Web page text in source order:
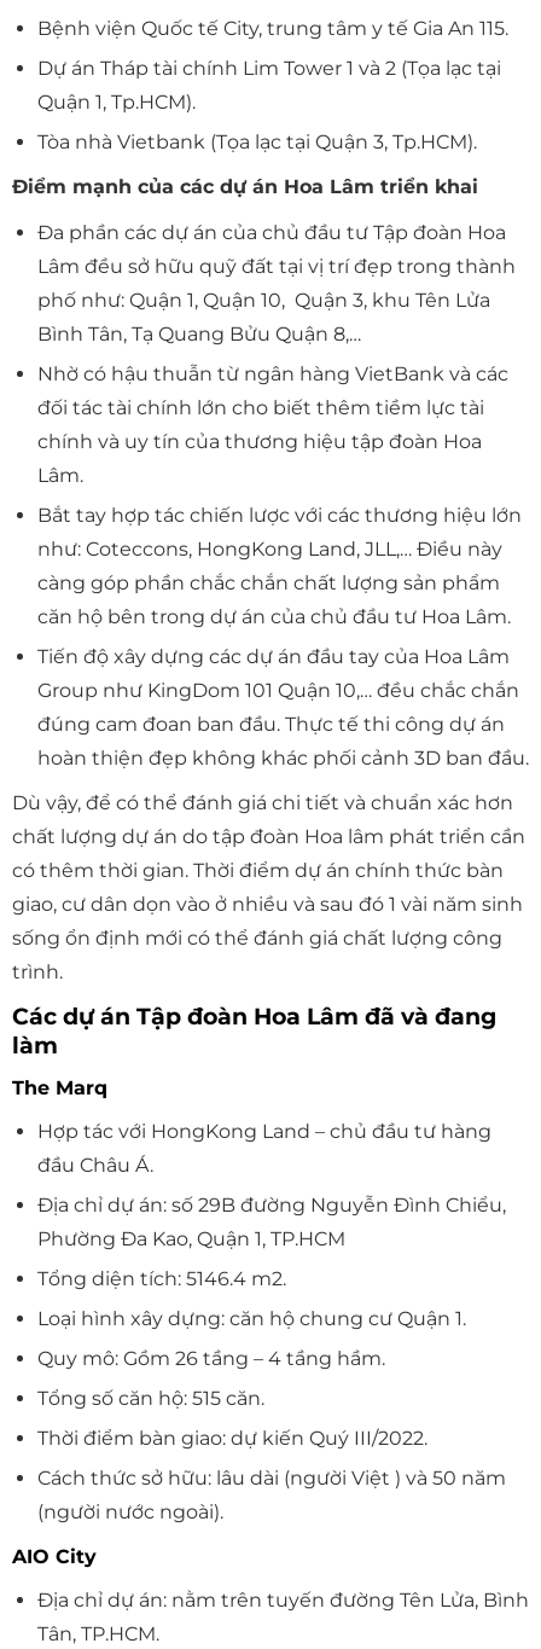
Bệnh viện Quốc tế City, trung tâm y tế Gia An 115.
Dự án Tháp tài chính Lim Tower 1 và 2 (Tọa lạc tại
Quận 1, Tp.HCM).
Tòa nhà Vietbank (Tọa lạc tại Quận 3, Tp.HCM).
Điểm mạnh của các dự án Hoa Lâm triển khai
Đa phần các dự án của chủ đầu tư Tập đoàn Hoa
Lâm đều sở hữu quỹ đất tại vị trí đẹp trong thành
phố như: Quận 1, Quận 10, Quận 3, khu Tên Lửa
Bình Tân, Tạ Quang Bửu Quận 8,…
Nhờ có hậu thuẫn từ ngân hàng VietBank và các
đối tác tài chính lớn cho biết thêm tiềm lực tài
chính và uy tín của thương hiệu tập đoàn Hoa
Lâm.
Bắt tay hợp tác chiến lược với các thương hiệu lớn
như: Coteccons, HongKong Land, JLL,… Điều này
càng góp phần chắc chắn chất lượng sản phẩm
căn hộ bên trong dự án của chủ đầu tư Hoa Lâm.
Tiến độ xây dựng các dự án đầu tay của Hoa Lâm
Group như KingDom 101 Quận 10,… đều chắc chắn
đúng cam đoan ban đầu. Thực tế thi công dự án
hoàn thiện đẹp không khác phối cảnh 3D ban đầu.
Dù vậy, để có thể đánh giá chi tiết và chuẩn xác hơn
chất lượng dự án do tập đoàn Hoa lâm phát triển cần
có thêm thời gian. Thời điểm dự án chính thức bàn
giao, cư dân dọn vào ở nhiều và sau đó 1 vài năm sinh
sống ổn định mới có thể đánh giá chất lượng công
trình.
Các dự án Tập đoàn Hoa Lâm đã và đang
làm
The Marq
Hợp tác với HongKong Land – chủ đầu tư hàng
đầu Châu Á.
Địa chỉ dự án: số 29B đường Nguyễn Đình Chiểu,
Phường Đa Kao, Quận 1, TP.HCM
Tổng diện tích: 5146.4 m2.
Loại hình xây dựng: căn hộ chung cư Quận 1.
Quy mô: Gồm 26 tầng – 4 tầng hầm.
Tổng số căn hộ: 515 căn.
Thời điểm bàn giao: dự kiến Quý III/2022.
Cách thức sở hữu: lâu dài (người Việt ) và 50 năm
(người nước ngoài).
AIO City
Địa chỉ dự án: nằm trên tuyến đường Tên Lửa, Bình
Tân, TP.HCM.